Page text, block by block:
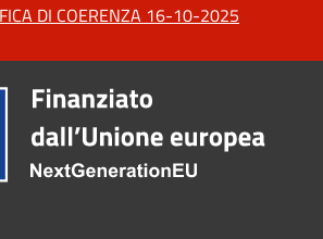
DI COERENZA 16-10-2025